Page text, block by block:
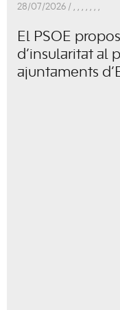
28/07/2026 / , , , , , , ,
El PSOE
d’insularitat al
ajuntaments